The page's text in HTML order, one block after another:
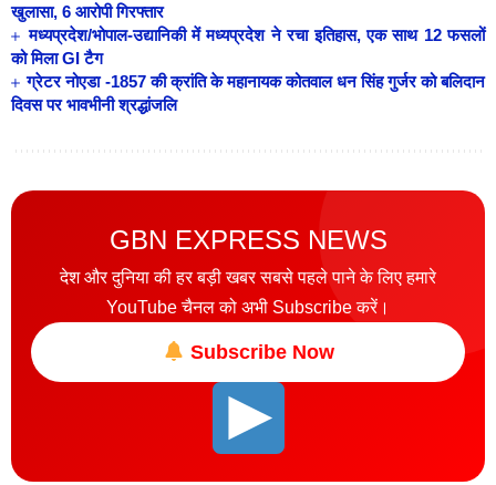
खुलासा, 6 आरोपी गिरफ्तार
मध्यप्रदेश/भोपाल-उद्यानिकी में मध्यप्रदेश ने रचा इतिहास, एक साथ 12 फसलों
को मिला GI टैग
ग्रेटर नोएडा -1857 की क्रांति के महानायक कोतवाल धन सिंह गुर्जर को बलिदान
दिवस पर भावभीनी श्रद्धांजलि
GBN EXPRESS NEWS
देश और दुनिया की हर बड़ी खबर सबसे पहले पाने के लिए हमारे
YouTube चैनल को अभी Subscribe करें।
Subscribe Now